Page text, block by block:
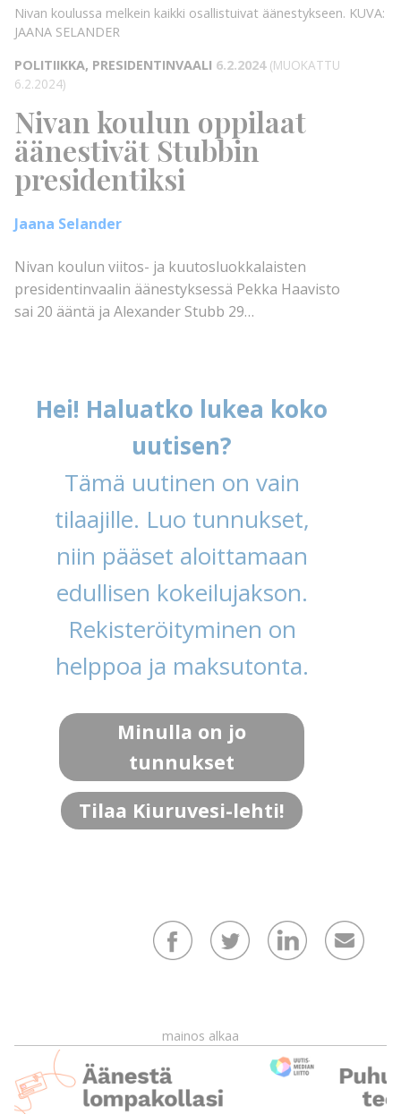
Nivan koulussa melkein kaikki osallistuivat äänestykseen. KUVA:
JAANA SELANDER
POLITIIKKA, PRESIDENTINVAALI 6.2.2024 (MUOKATTU
6.2.2024)
Nivan koulun oppilaat
äänestivät Stubbin
presidentiksi
Jaana Selander
Nivan koulun viitos- ja kuutosluokkalaisten
presidentinvaalin äänestyksessä Pekka Haavisto
sai 20 ääntä ja Alexander Stubb 29…
Hei! Haluatko lukea koko
uutisen?
Tämä uutinen on vain
tilaajille. Luo tunnukset,
niin pääset aloittamaan
edullisen kokeilujakson.
Rekisteröityminen on
helppoa ja maksutonta.
Minulla on jo
tunnukset
Tilaa Kiuruvesi-lehti!
mainos alkaa